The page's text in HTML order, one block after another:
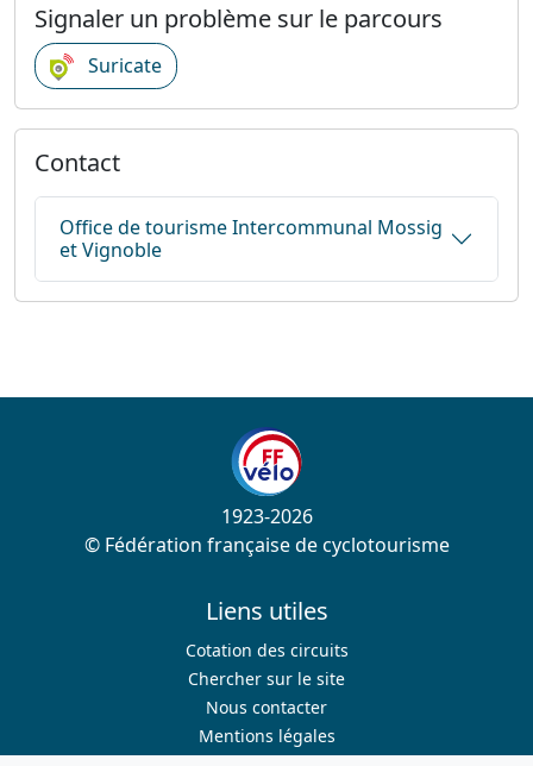
Signaler un problème sur le parcours
Suricate
Contact
Office de tourisme Intercommunal Mossig
et Vignoble
1923-2026
© Fédération française de cyclotourisme
Liens utiles
Cotation des circuits
Chercher sur le site
Nous contacter
Mentions légales